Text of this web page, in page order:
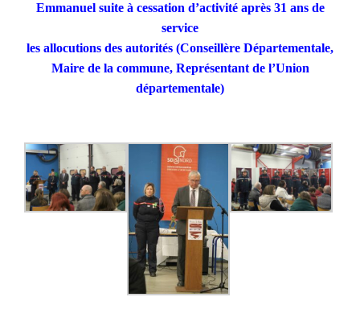
Emmanuel suite à cessation d’activité après 31 ans de
service
les allocutions des autorités (Conseillère Départementale,
Maire de la commune, Représentant de l’Union
départementale)